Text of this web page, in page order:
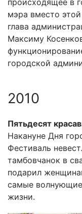
мэра вместо
глава
Максиму
городской
2010
Пятьдесят
Накануне Дня
Фестиваль
тамбовчанок в
подарил
самые
жизни.